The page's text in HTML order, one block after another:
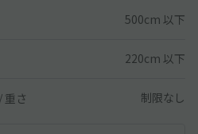
500cm 以下
220cm 以下
重さ 制限なし